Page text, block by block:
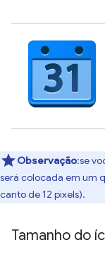
Observação:se
será colocada em um
canto de 12 pixels).
Tamanho do